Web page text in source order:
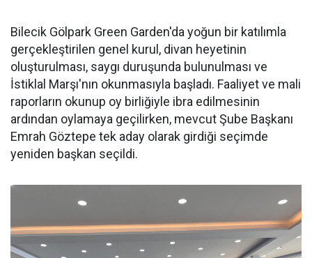
Bilecik Gölpark Green Garden'da yoğun bir katılımla
gerçekleştirilen genel kurul, divan heyetinin
oluşturulması, saygı duruşunda bulunulması ve
İstiklal Marşı'nın okunmasıyla başladı. Faaliyet ve mali
raporların okunup oy birliğiyle ibra edilmesinin
ardından oylamaya geçilirken, mevcut Şube Başkanı
Emrah Göztepe tek aday olarak girdiği seçimde
yeniden başkan seçildi.